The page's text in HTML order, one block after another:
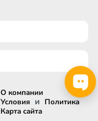
О компании
Условия и Политика
Карта сайта